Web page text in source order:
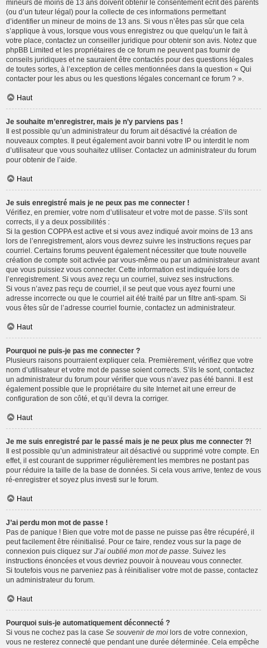
mineurs de moins de 13 ans doivent obtenir le consentement écrit des parents
(ou d’un tuteur légal) pour la collecte de ces informations permettant
d’identifier un mineur de moins de 13 ans. Si vous n’êtes pas sûr que cela
s’applique à vous, lorsque vous vous enregistrez ou que quelqu’un le fait à
votre place, contactez un conseiller juridique pour obtenir son avis. Notez que
phpBB Limited et les propriétaires de ce forum ne peuvent pas fournir de
conseils juridiques et ne sauraient être contactés pour des questions légales
de toutes sortes, à l’exception de celles mentionnées dans la question « Qui
contacter pour les abus ou les questions légales concernant ce forum ? ».
Haut
Je souhaite m’enregistrer, mais je n’y parviens pas !
Il est possible qu’un administrateur du forum ait désactivé la création de
nouveaux comptes. Il peut également avoir banni votre IP ou interdit le nom
d’utilisateur que vous souhaitez utiliser. Contactez un administrateur du forum
pour obtenir de l’aide.
Haut
Je suis enregistré mais je ne peux pas me connecter !
Vérifiez, en premier, votre nom d’utilisateur et votre mot de passe. S’ils sont
corrects, il y a deux possibilités :
Si la gestion COPPA est active et si vous avez indiqué avoir moins de 13 ans
lors de l’enregistrement, alors vous devrez suivre les instructions reçues par
courriel. Certains forums peuvent également nécessiter que toute nouvelle
création de compte soit activée par vous-même ou par un administrateur avant
que vous puissiez vous connecter. Cette information est indiquée lors de
l’enregistrement. Si vous avez reçu un courriel, suivez ses instructions.
Si vous n’avez pas reçu de courriel, il se peut que vous ayez fourni une
adresse incorrecte ou que le courriel ait été traité par un filtre anti-spam. Si
vous êtes sûr de l’adresse courriel fournie, contactez un administrateur.
Haut
Pourquoi ne puis-je pas me connecter ?
Plusieurs raisons pourraient expliquer cela. Premièrement, vérifiez que votre
nom d’utilisateur et votre mot de passe soient corrects. S’ils le sont, contactez
un administrateur du forum pour vérifier que vous n’avez pas été banni. Il est
également possible que le propriétaire du site Internet ait une erreur de
configuration de son côté, et qu’il devra la corriger.
Haut
Je me suis enregistré par le passé mais je ne peux plus me connecter ?!
Il est possible qu’un administrateur ait désactivé ou supprimé votre compte. En
effet, il est courant de supprimer régulièrement les membres ne postant pas
pour réduire la taille de la base de données. Si cela vous arrive, tentez de vous
ré-enregistrer et soyez plus investi sur le forum.
Haut
J’ai perdu mon mot de passe !
Pas de panique ! Bien que votre mot de passe ne puisse pas être récupéré, il
peut facilement être réinitialisé. Pour ce faire, rendez vous sur la page de
connexion puis cliquez sur J’ai oublié mon mot de passe . Suivez les
instructions énoncées et vous devriez pouvoir à nouveau vous connecter.
Si toutefois vous ne parveniez pas à réinitialiser votre mot de passe, contactez
un administrateur du forum.
Haut
Pourquoi suis-je automatiquement déconnecté ?
Si vous ne cochez pas la case Se souvenir de moi lors de votre connexion,
vous ne resterez connecté que pendant une durée déterminée. Cela empêche